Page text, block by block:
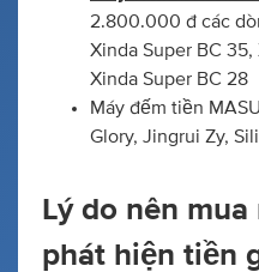
2.800.000 đ các
Xinda Super BC 35,
Xinda Super BC 28
Máy đếm tiền
Glory, Jingrui Zy,
Lý do nên
phát hiện tiền